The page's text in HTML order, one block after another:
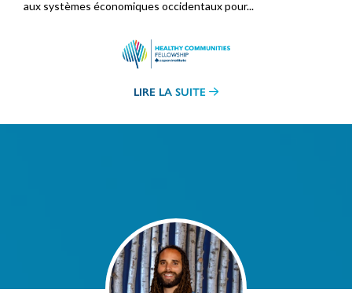
aux systèmes économiques occidentaux pour...
LIRE LA SUITE